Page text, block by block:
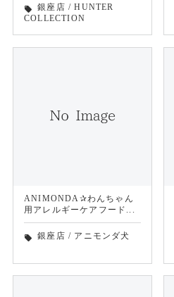
local_offer 銀座店 /HUNTER
COLLECTION
ANIMONDA✰わんちゃん
用アレルギーケアフード...
local_offer 銀座店 / アニモンダ犬